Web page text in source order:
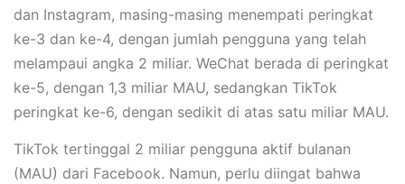
dan Instagram, masing-masing menempati peringkat
ke-3 dan ke-4, dengan jumlah pengguna yang telah
melampaui angka 2 miliar. WeChat berada di peringkat
ke-5, dengan 1,3 miliar MAU, sedangkan TikTok
peringkat ke-6, dengan sedikit di atas satu miliar MAU.
TikTok tertinggal 2 miliar pengguna aktif bulanan
(MAU) dari Facebook. Namun, perlu diingat bahwa